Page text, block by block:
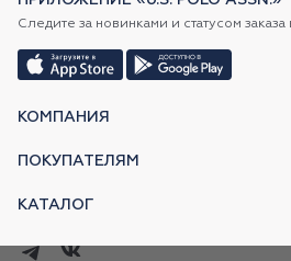
КОМПАНИЯ
ПОКУПАТЕЛЯМ
КАТАЛОГ
Следите за новинками и статусом